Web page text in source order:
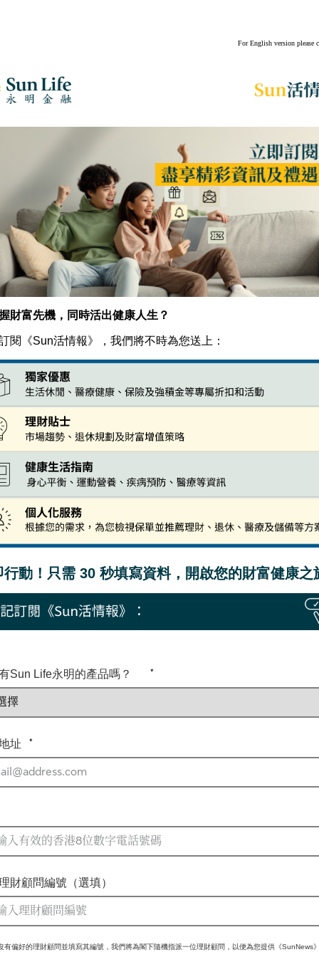
For English version please
財富先機，同時活出健康人生？
閱《Sun活情報》，我們將不時為您送上：
行動！只需 30 秒填寫資料，開啟您的財富健康之
*
Sun Life永明的產品嗎？
*
址
財顧問編號（選填）
有偏好的理財顧問並填寫其編號，我們將為閣下隨機指派一位理財顧問，以便為您提供《SunNews